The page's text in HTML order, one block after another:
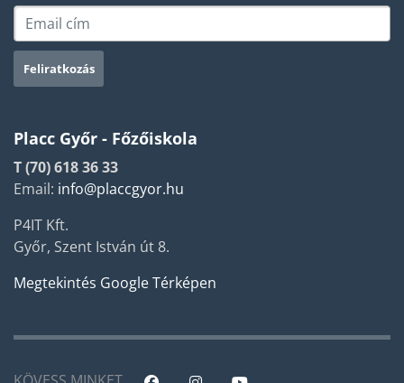
Placc Győr - Főzőiskola
T (70) 618 36 33
Email: info@placcgyor.hu
P4IT Kft.
Győr, Szent István út 8.
Megtekintés Google Térképen